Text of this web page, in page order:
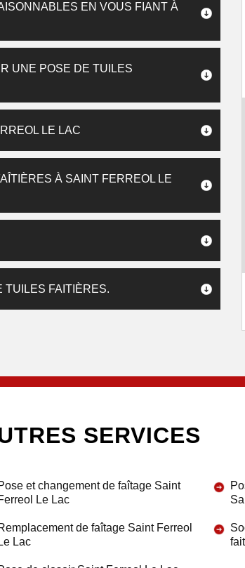
EN VOUS FIANT À
UNE POSE DE TUILES
LE LAC
À SAINT FERREOL LE
TUILES FAITIÈRES.
SERVICES
et changement de faîtage Saint
Le Lac
de faîtage Saint Ferreol
Le Lac